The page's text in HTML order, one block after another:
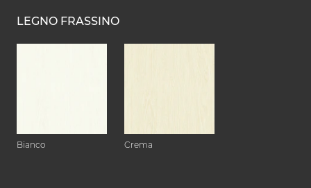
LEGNO FRASSINO
Bianco Crema